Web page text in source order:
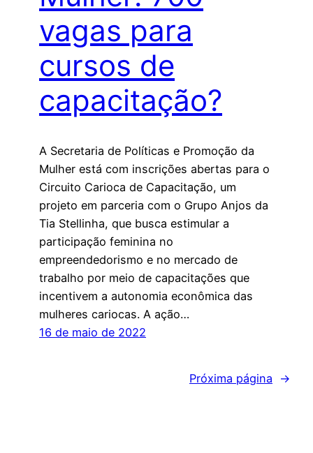
vagas para
cursos de
capacitação?
A Secretaria de Políticas e Promoção da
Mulher está com inscrições abertas para o
Circuito Carioca de Capacitação, um
projeto em parceria com o Grupo Anjos da
Tia Stellinha, que busca estimular a
participação feminina no
empreendedorismo e no mercado de
trabalho por meio de capacitações que
incentivem a autonomia econômica das
mulheres cariocas. A ação…
16 de maio de 2022
Próxima página →